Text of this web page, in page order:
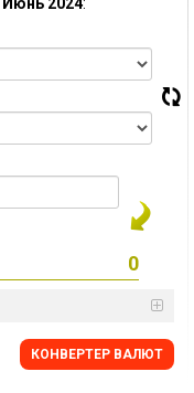
КОНВЕРТЕР ВАЛЮТ